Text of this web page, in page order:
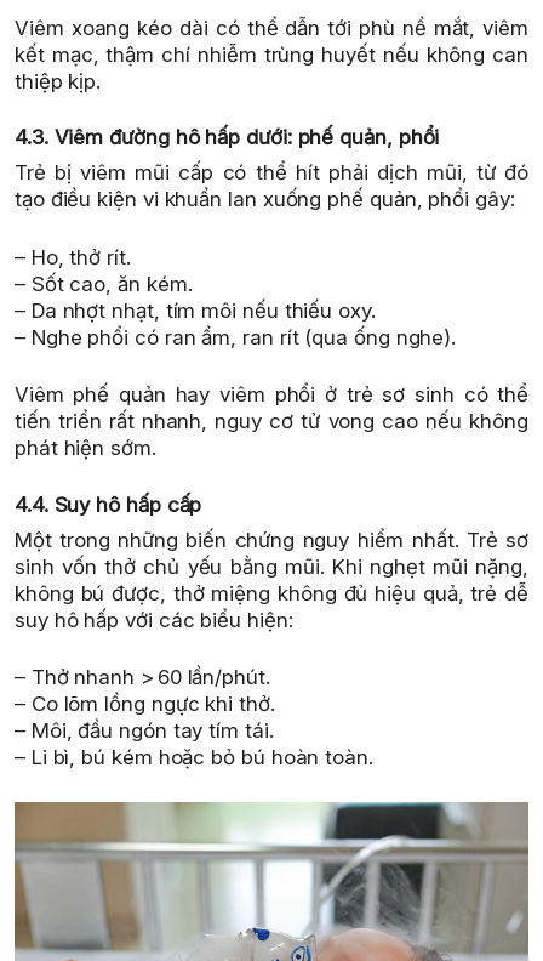
Viêm xoang kéo dài có thể dẫn tới phù nề mắt, viêm
kết mạc, thậm chí nhiễm trùng huyết nếu không can
thiệp kịp.
4.3. Viêm đường hô hấp dưới: phế quản, phổi
Trẻ bị viêm mũi cấp có thể hít phải dịch mũi, từ đó
tạo điều kiện vi khuẩn lan xuống phế quản, phổi gây:
– Ho, thở rít.
– Sốt cao, ăn kém.
– Da nhợt nhạt, tím môi nếu thiếu oxy.
– Nghe phổi có ran ẩm, ran rít (qua ống nghe).
Viêm phế quản hay viêm phổi ở trẻ sơ sinh có thể
tiến triển rất nhanh, nguy cơ tử vong cao nếu không
phát hiện sớm.
4.4. Suy hô hấp cấp
Một trong những biến chứng nguy hiểm nhất. Trẻ sơ
sinh vốn thở chủ yếu bằng mũi. Khi nghẹt mũi nặng,
không bú được, thở miệng không đủ hiệu quả, trẻ dễ
suy hô hấp với các biểu hiện:
– Thở nhanh > 60 lần/phút.
– Co lõm lồng ngực khi thở.
– Môi, đầu ngón tay tím tái.
– Li bì, bú kém hoặc bỏ bú hoàn toàn.